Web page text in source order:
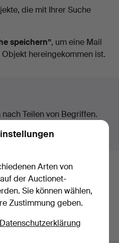
die mit Ihrer Suche
speichern”, um eine Mail
hereingekommen ist.
Teilen von Begriffen.
.
unserem
Suche
Arten von
der Auctionet-
Sie können wählen,
Zustimmung geben.
Datenschutzerklärung